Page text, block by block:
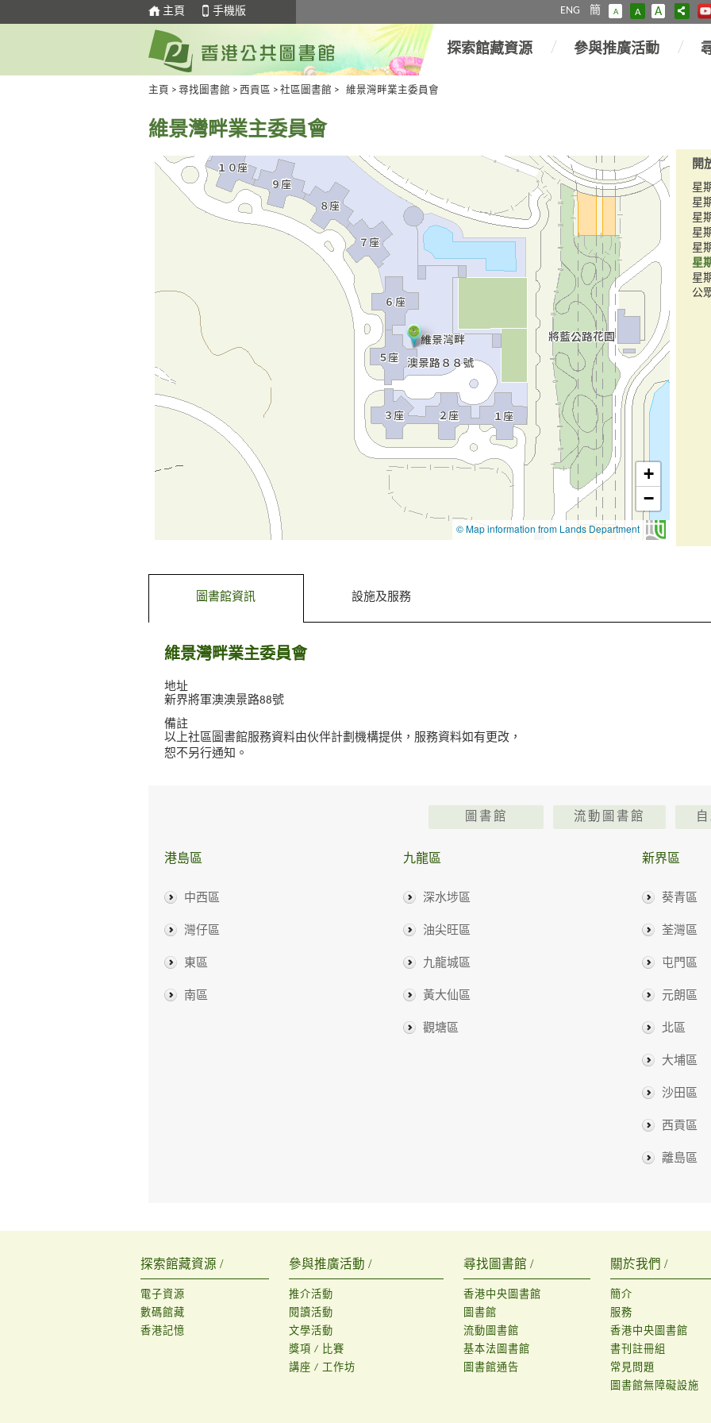
主頁 手機版 ENG 簡 A A A
探索館藏資源 參與推廣活動
主頁 > 尋找圖書館 > 西貢區 > 社區圖書館 > 維景灣畔業主委員會
維景灣畔業主委員會
開
星
星
星
星
星
星
星
公
圖書館資訊 設施及服務
維景灣畔業主委員會
地址
新界將軍澳澳景路88號
備註
以上社區圖書館服務資料由伙伴計劃機構提供，服務資料如有更改，
恕不另行通知。
一
select
圖書館 流動圖書館
港島區
中西區
灣仔區
東區
南區
九龍區
深水埗區
油尖旺區
九龍城區
黃大仙區
觀塘區
新界區
葵青區
荃灣區
屯門區
元朗區
北區
大埔區
沙田區
西貢區
離島區
探索館藏資源 /
電子資源
數碼館藏
香港記憶
參與推廣活動 /
推介活動
閱讀活動
文學活動
獎項 / 比賽
講座 / 工作坊
尋找圖書館 /
香港中央圖書館
圖書館
流動圖書館
基本法圖書館
圖書館通告
關於我們 /
簡介
服務
香港中央圖書館
書刊註冊組
常見問題
圖書館無障礙設施